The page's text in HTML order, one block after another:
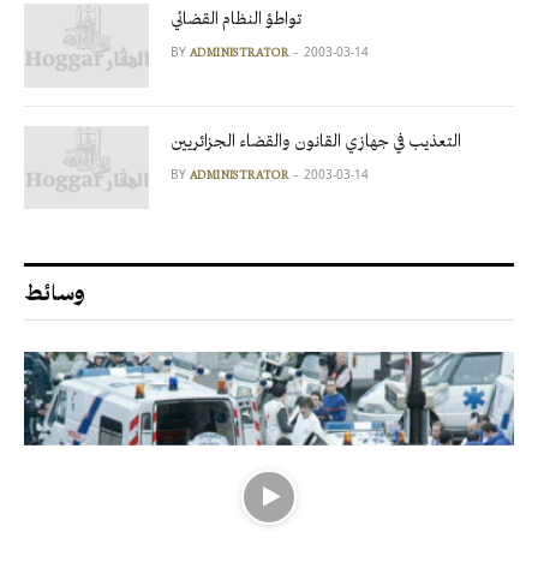
تواطؤ النظام القضائي
BY ADMINISTRATOR 2003-03-14
التعذيب في جهازي القانون والقضاء الجزائريين
BY ADMINISTRATOR 2003-03-14
وسائط